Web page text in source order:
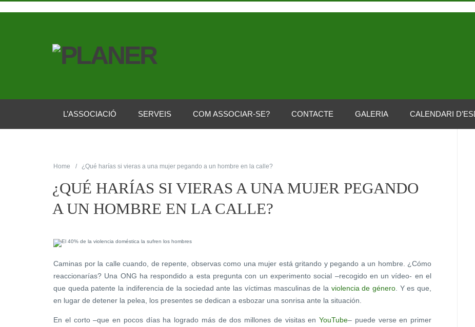
L’ASSOCIACIÓ SERVEIS COM ASSOCIAR-SE? CONTACTE GALERIA CALENDARI
Home ¿Qué harías si vieras a una mujer pegando a un hombre en la calle?
¿QUÉ HARÍAS SI VIERAS A UNA MUJER PEGANDO
A UN HOMBRE EN LA CALLE?
Caminas por la calle cuando, de repente, observas como una mujer está gritando y pegando a un hombre. ¿Cómo
reaccionarías? Una ONG ha respondido a esta pregunta con un experimento social –recogido en un vídeo- en el
que queda patente la indiferencia de la sociedad ante las víctimas masculinas de la violencia de género. Y es que,
en lugar de detener la pelea, los presentes se dedican a esbozar una sonrisa ante la situación.
En el corto –que en pocos días ha logrado más de dos millones de visitas en YouTube– puede verse en primer